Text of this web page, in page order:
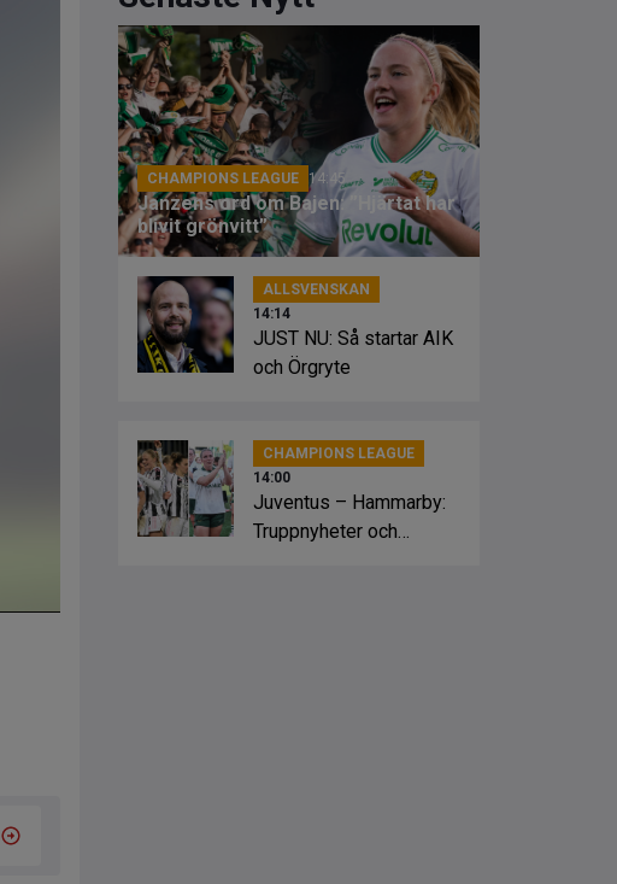
CHAMPIONS LEAGUE 14:45
Janzens ord om Bajen: ”Hjärtat har
blivit grönvitt”
ALLSVENSKAN
14:14
JUST NU: Så startar AIK
och Örgryte
CHAMPIONS LEAGUE
14:00
Juventus – Hammarby:
Truppnyheter och